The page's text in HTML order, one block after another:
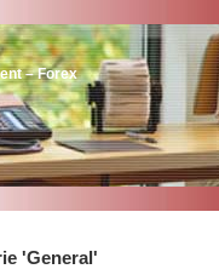
– Forex
'General'